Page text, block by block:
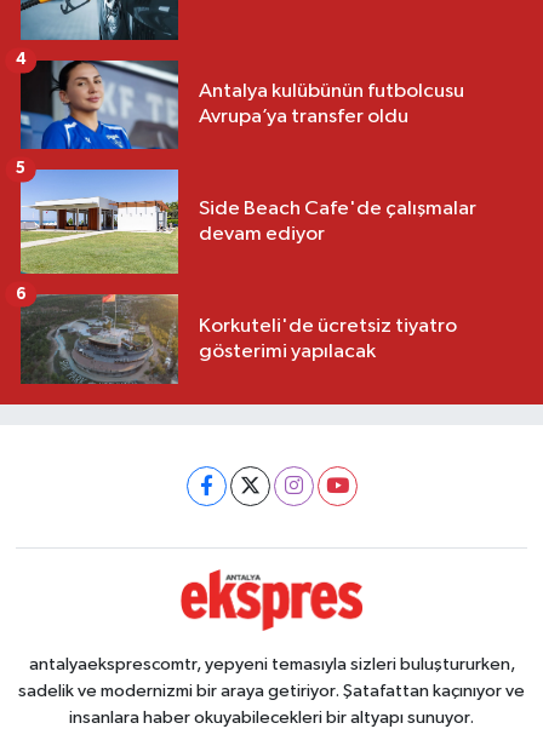
Antalya kulübünün futbolcusu
Avrupa’ya transfer oldu
4
Side Beach Cafe'de çalışmalar
devam ediyor
5
Korkuteli'de ücretsiz tiyatro
gösterimi yapılacak
6
antalyaeksprescomtr, yepyeni temasıyla sizleri buluştururken,
sadelik ve modernizmi bir araya getiriyor. Şatafattan kaçınıyor ve
insanlara haber okuyabilecekleri bir altyapı sunuyor.